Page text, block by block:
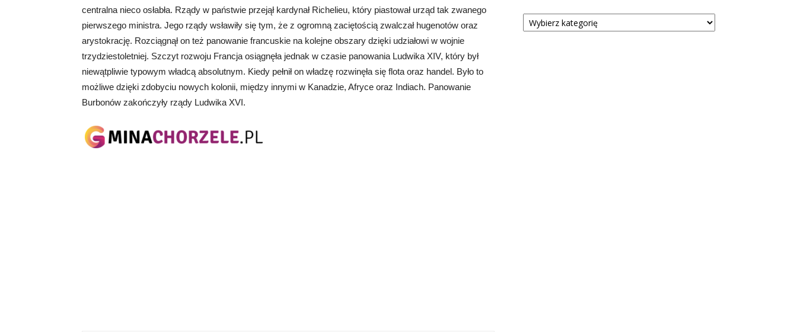
centralna nieco osłabła. Rządy w państwie przejął kardynał Richelieu, który piastował urząd tak zwanego
pierwszego ministra. Jego rządy wsławiły się tym, że z ogromną zaciętością zwalczał hugenotów oraz
arystokrację. Rozciągnął on też panowanie francuskie na kolejne obszary dzięki udziałowi w wojnie
trzydziestoletniej. Szczyt rozwoju Francja osiągnęła jednak w czasie panowania Ludwika XIV, który był
niewątpliwie typowym władcą absolutnym. Kiedy pełnił on władzę rozwinęła się flota oraz handel. Było to
możliwe dzięki zdobyciu nowych kolonii, między innymi w Kanadzie, Afryce oraz Indiach. Panowanie
Burbonów zakończyły rządy Ludwika XVI.
Kategorie